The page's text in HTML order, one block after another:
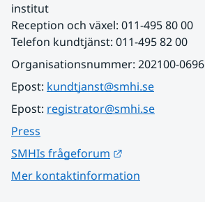
institut
Reception och växel: 011-495 80 00
Telefon kundtjänst: 011-495 82 00
Organisationsnummer: 202100-0696
Epost: kundtjanst@smhi.se
Epost: registrator@smhi.se
Press
SMHIs frågeforum
Mer kontaktinformation